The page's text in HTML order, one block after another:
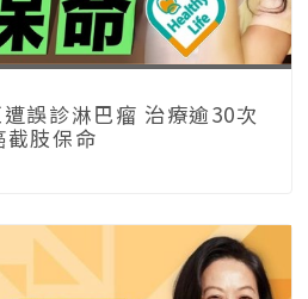
誤診淋巴瘤 治療逾30次
截肢保命